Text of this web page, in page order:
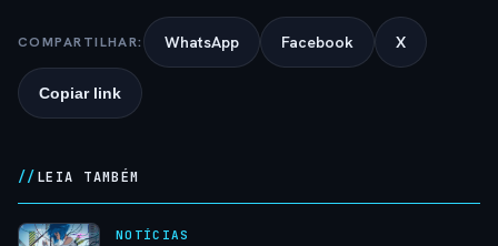
COMPARTILHAR: WhatsApp Facebook X
Copiar link
LEIA TAMBÉM
NOTÍCIAS